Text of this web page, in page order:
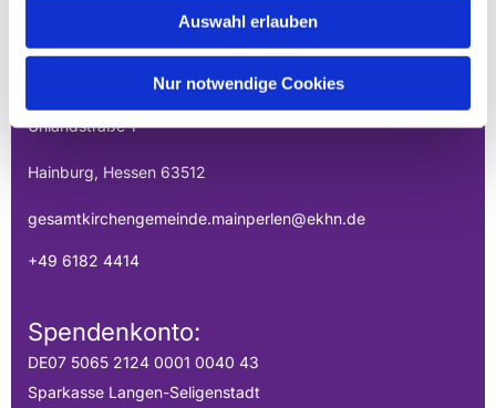
Auswahl erlauben
Nur notwendige Cookies
EVANGELISCHE
GESAMTKIRCHENGEMEINDE DER
MAINPERLEN
Uhlandstraße 1
Hainburg, Hessen 63512
gesamtkirchengemeinde.mainperlen@ekhn.de
+49 6182 4414
Spendenkonto:
DE07 5065 2124 0001 0040 43
Sparkasse Langen-Seligenstadt